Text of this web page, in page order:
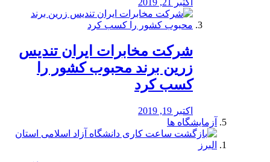
اکتبر 21, 2019
شرکت مخابرات ایران تندیس
زرین برند محبوب کشور را
کسب کرد
اکتبر 19, 2019
آزمایشگاه ها